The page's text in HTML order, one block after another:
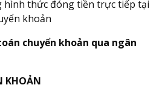
hình thức đóng tiền trực tiếp tại
khoản
chuyển khoản qua ngân
KHOẢN